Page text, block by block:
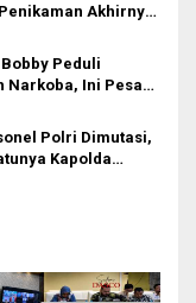
Akhirnya
Peduli
Narkoba, Ini Pesan
Polri Dimutasi,
Kapolda